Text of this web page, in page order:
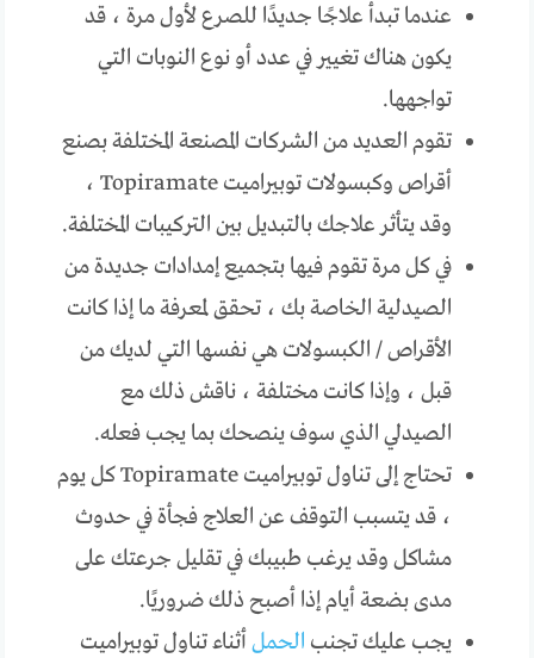
عندما تبدأ علاجًا جديدًا للصرع لأول مرة ، قد
يكون هناك تغيير في عدد أو نوع النوبات التي
تواجهها.
تقوم العديد من الشركات المصنعة المختلفة بصنع
أقراص وكبسولات توبيراميت Topiramate ،
وقد يتأثر علاجك بالتبديل بين التركيبات المختلفة.
في كل مرة تقوم فيها بتجميع إمدادات جديدة من
الصيدلية الخاصة بك ، تحقق لمعرفة ما إذا كانت
الأقراص / الكبسولات هي نفسها التي لديك من
قبل ، وإذا كانت مختلفة ، ناقش ذلك مع
الصيدلي الذي سوف ينصحك بما يجب فعله.
تحتاج إلى تناول توبيراميت Topiramate كل يوم
، قد يتسبب التوقف عن العلاج فجأة في حدوث
مشاكل وقد يرغب طبيبك في تقليل جرعتك على
مدى بضعة أيام إذا أصبح ذلك ضروريًا.
يجب عليك تجنب الحمل أثناء تناول توبيراميت